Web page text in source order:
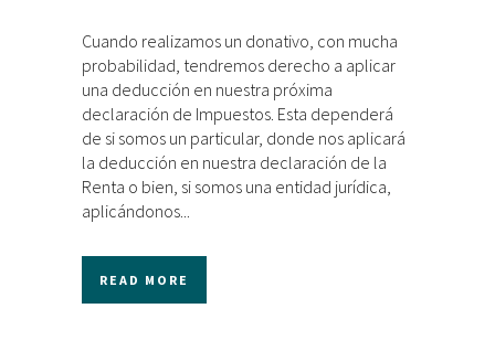
Cuando realizamos un donativo, con mucha
probabilidad, tendremos derecho a aplicar
una deducción en nuestra próxima
declaración de Impuestos. Esta dependerá
de si somos un particular, donde nos aplicará
la deducción en nuestra declaración de la
Renta o bien, si somos una entidad jurídica,
aplicándonos...
READ MORE